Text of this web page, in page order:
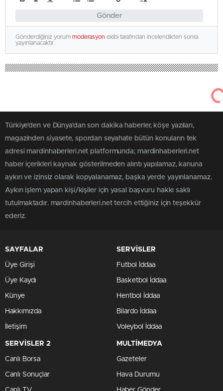
Gönder
Gönderdiğiniz yorum moderasyon ekibi tarafından incelendikten sonra
yayınlanacaktır.
Türkiye'den ve Dünya’dan son dakika haberler, köşe yazıları,
magazinden siyasete, spordan seyahate bütün konuların tek
adresi mardinhaberleri.net platformunda; mardinhaberleri.net
haber içerikleri kaynak gösterilmeden alıntı yapılamaz, kanuna
aykırı ve izinsiz olarak kopyalanamaz, başka yerde yayınlanamaz.
Aykırı işlem yapan kişi/kişiler için yasal başvuru hakkı saklı
tutulmaktadır. mardinhaberleri.net tercih ettiğiniz için teşekkür
ederiz.
SAYFALAR
Üye Girişi
Üye Kaydı
Künye
Hakkımızda
İletişim
SERVİSLER
Futbol İddaa
Basketbol İddaa
Hentbol İddaa
Bilardo İddaa
Voleybol İddaa
SERVİSLER 2
Canlı Borsa
Canlı Sonuçlar
MULTİMEDYA
Gazeteler
Hava Durumu